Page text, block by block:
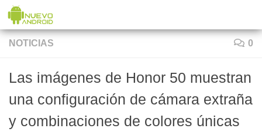
Saltar al contenido
NOTICIAS 0
Las imágenes de Honor 50 muestran
una configuración de cámara extraña
y combinaciones de colores únicas